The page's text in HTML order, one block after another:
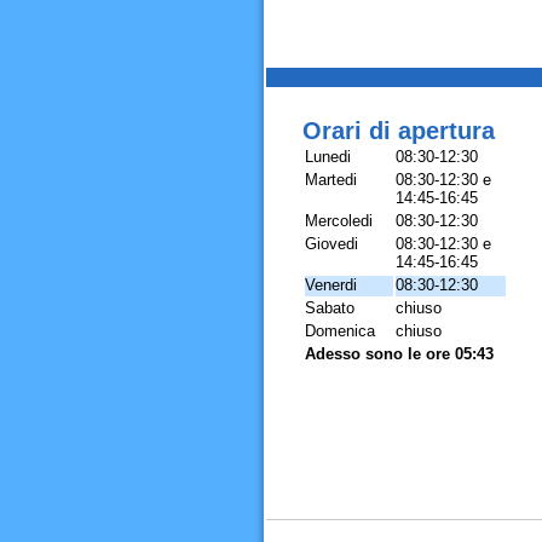
Orari di apertura
Lunedi
08:30-12:30
Martedi
08:30-12:30 e
14:45-16:45
Mercoledi
08:30-12:30
Giovedi
08:30-12:30 e
14:45-16:45
Venerdi
08:30-12:30
Sabato
chiuso
Domenica
chiuso
Adesso sono le ore 05:43